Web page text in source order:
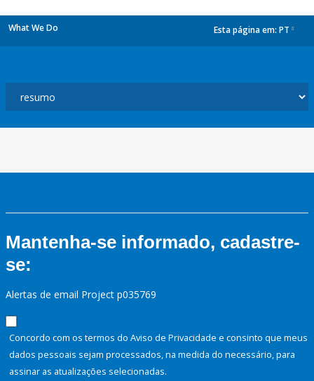
What We Do Esta página em: PT
Mantenha-se informado, cadastre-
se:
Alertas de email Project p035769
Concordo com os termos do Aviso de Privacidade e consinto que meus
dados pessoais sejam processados, na medida do necessário, para
assinar as atualizações selecionadas.